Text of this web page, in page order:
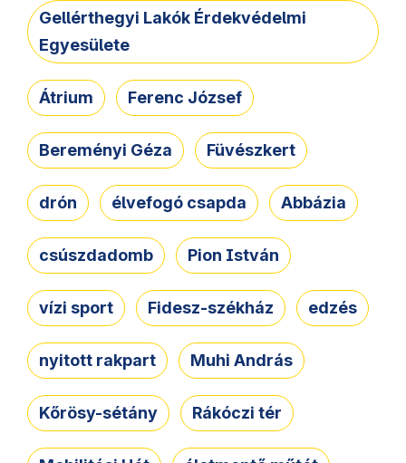
Gellérthegyi Lakók Érdekvédelmi
Egyesülete
Átrium Ferenc József
Bereményi Géza Füvészkert
drón élvefogó csapda Abbázia
csúszdadomb Pion István
vízi sport Fidesz-székház edzés
nyitott rakpart Muhi András
Kőrösy-sétány Rákóczi tér